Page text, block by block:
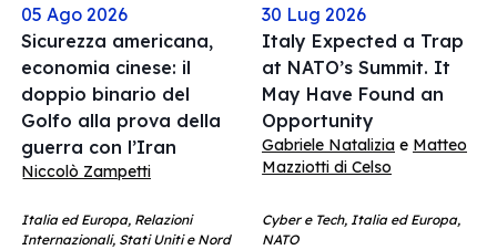
05 Ago 2026
Sicurezza americana,
economia cinese: il
doppio binario del
Golfo alla prova della
guerra con l’Iran
Niccolò Zampetti
30 Lug 2026
Italy Expected a Trap
at NATO’s Summit. It
May Have Found an
Opportunity
Gabriele Natalizia e Matteo
Mazziotti di Celso
Italia ed Europa, Relazioni
Internazionali, Stati Uniti e Nord
Cyber e Tech, Italia ed Europa,
NATO